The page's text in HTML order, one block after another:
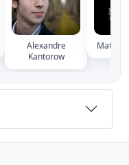
Alexandre
Kantorow